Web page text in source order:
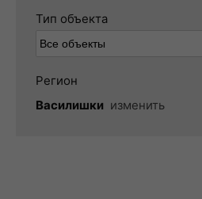
Тип объекта
Регион
Василишки изменить